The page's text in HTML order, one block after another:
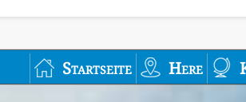
Startseite Here